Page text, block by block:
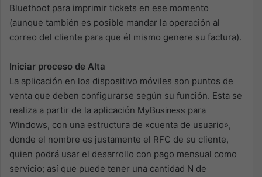
Bluethoot para imprimir tickets en ese momento
(aunque también es posible mandar la operación al
correo del cliente para que él mismo genere su factura).
Iniciar proceso de Alta
La aplicación en los dispositivo móviles son puntos de
venta que deben configurarse según su función. Esta se
realiza a partir de la aplicación MyBusiness para
Windows, con una estructura de «cuenta de usuario»,
donde el nombre es justamente el RFC de su cliente,
quien podrá usar el desarrollo con pago mensual como
servicio; así que puede tener una cantidad N de